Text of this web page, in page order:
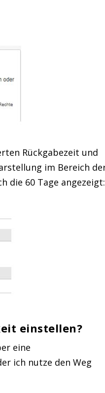
Rückgabezeit und
im Bereich
die 60 Tage angezeigt:
einstellen?
eine
ich nutze den Weg